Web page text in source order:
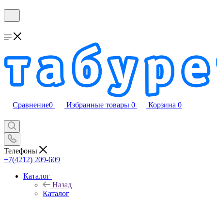
Сравнение0 Избранные товары 0 Корзина 0
Телефоны
+7(4212) 209-609
Каталог
Назад
Каталог